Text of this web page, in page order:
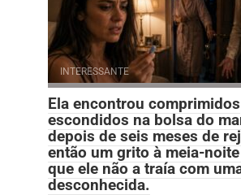
INTERESSANTE
Ela encontrou comprimidos
escondidos na bolsa do
depois de seis meses de
então um grito à meia-
que ele não a traía com
desconhecida.